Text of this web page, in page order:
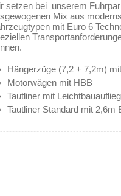
setzen bei unserem
Mix aus
mit Euro 6
Hängerzüge (7,2 + 7,2m)
Motorwägen mit HBB
Tautliner mit
Tautliner Standard mit 2,6m